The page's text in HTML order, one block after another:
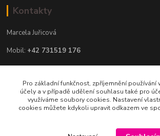
Kontakty
Marcela Juřicová
Mobil: +42 731519 176
Email:info@ikockashop.cz
Po - Pá 8:00 - 19:00 hod
Pro základní funkčnost, zpříjemnění používání
účely a v případě udělení souhlasu také pro
využíváme soubory cookies. Nastavení
cookies můžete kdykoli upravit odkazem ve